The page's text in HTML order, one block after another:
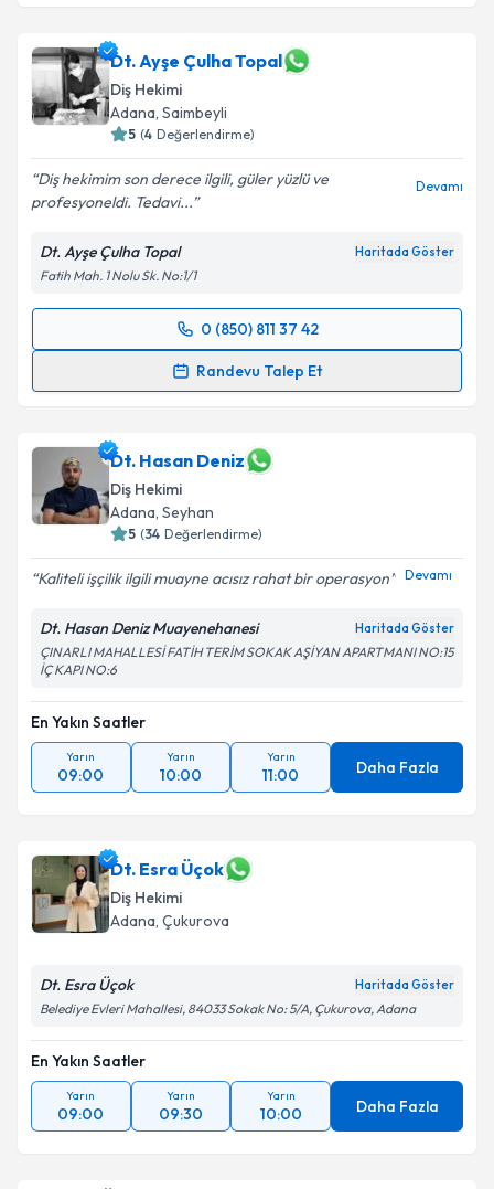
Dt. Ayşe Çulha Topal
Diş Hekimi
Adana, Saimbeyli
5 (4 Değerlendirme)
Diş hekimim son derece ilgili, güler yüzlü ve
profesyoneldi. Tedavi...
Devamı
Dt. Ayşe Çulha Topal Haritada Göster
Fatih Mah. 1 Nolu Sk. No:1/1
0 (850) 811 37 42
Randevu Talep Et
Randevu Takvimi Talebi
takvim hazırlandığında e-posta ile bilgilendireceğiz.
E-posta Adresiniz
Metni'ni okudum ve kişisel verilerimin belirtilen
kapsamda işlenmesini kabul ediyorum.
Dt. Hasan Deniz
Diş Hekimi
Adana, Seyhan
5 (34 Değerlendirme)
Kaliteli işçilik ilgili muayne acısız rahat bir operasyon Devamı
Dt. Hasan Deniz Muayenehanesi Haritada Göster
ÇINARLI MAHALLESİ FATİH TERİM SOKAK AŞİYAN APARTMANI NO:15
İÇ KAPI NO:6
En Yakın Saatler
Yarın
09:00
Yarın
10:00
Yarın
11:00 Daha Fazla
Dt. Esra Üçok
Diş Hekimi
Adana, Çukurova
Dt. Esra Üçok Haritada Göster
Belediye Evleri Mahallesi, 84033 Sokak No: 5/A, Çukurova, Adana
En Yakın Saatler
Yarın
09:00
Yarın
09:30
Yarın
10:00 Daha Fazla